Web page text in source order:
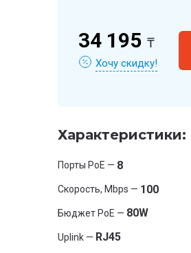
34 195 ₸
Хочу скидку!
Характеристики:
Порты PoE — 8
Скорость, Mbps — 100
Бюджет PoE — 80W
Uplink — RJ45